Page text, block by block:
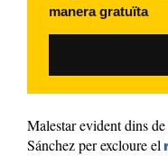
manera gratuïta
Malestar evident dins
Sánchez per excloure el